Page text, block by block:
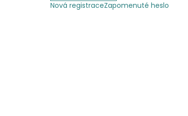
Nová registraceZapomenuté heslo